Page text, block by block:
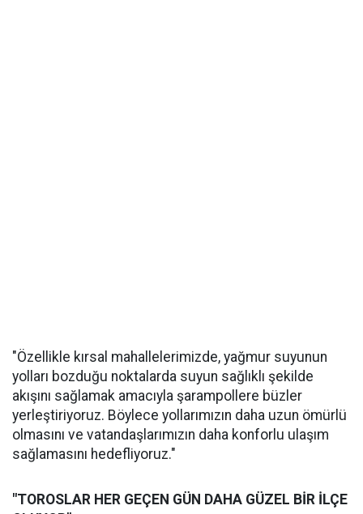
"Özellikle kırsal mahallelerimizde, yağmur suyunun
yolları bozduğu noktalarda suyun sağlıklı şekilde
akışını sağlamak amacıyla şarampollere büzler
yerleştiriyoruz. Böylece yollarımızın daha uzun ömürlü
olmasını ve vatandaşlarımızın daha konforlu ulaşım
sağlamasını hedefliyoruz."
"TOROSLAR HER GEÇEN GÜN DAHA GÜZEL BİR İLÇE